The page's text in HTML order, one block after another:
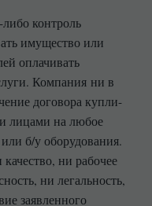
контроль
имущество или
оплачивать
Компания ни в
договора купли-
лицами на любое
б/у оборудования.
ни рабочее
ни легальность,
заявленного